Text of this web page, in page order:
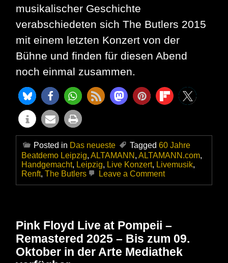
musikalischer Geschichte
verabschiedeten sich The Butlers 2015
mit einem letzten Konzert von der
Bühne und finden für diesen Abend
noch einmal zusammen.
Posted in Das neueste Tagged 60 Jahre
Beatdemo Leipzig, ALTAMANN , ALTAMANN.com,
Handgemacht, Leipzig, Live Konzert, Livemusik,
Renft, The Butlers Leave a Commenton
große
Festkonzert
am
30.
Pink Floyd Live at Pompeii –
Remastered 2025 – Bis zum 09.
Oktober in der Arte Mediathek